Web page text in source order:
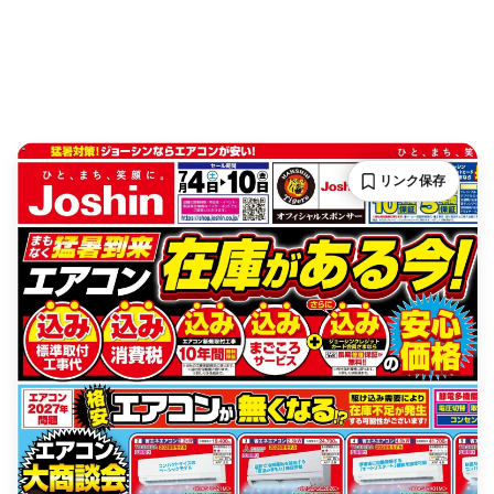
リンク保存